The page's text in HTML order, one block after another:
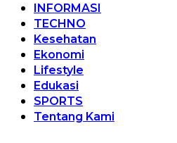
INFORMASI
TECHNO
Kesehatan
Ekonomi
Lifestyle
Edukasi
SPORTS
Tentang Kami